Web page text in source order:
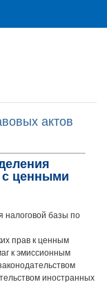
актов
с ценными
налоговой базы по
прав к ценным
к эмиссионным
иностранных